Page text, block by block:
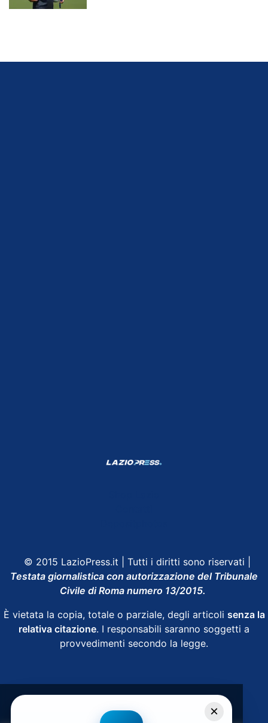
© 2015 LazioPress.it | Tutti i diritti sono riservati |
Testata giornalistica con autorizzazione del Tribunale
Civile di Roma numero 13/2015.
È vietata la copia, totale o parziale, degli articoli senza la
relativa citazione. I responsabili saranno soggetti a
provvedimenti secondo la legge.
×